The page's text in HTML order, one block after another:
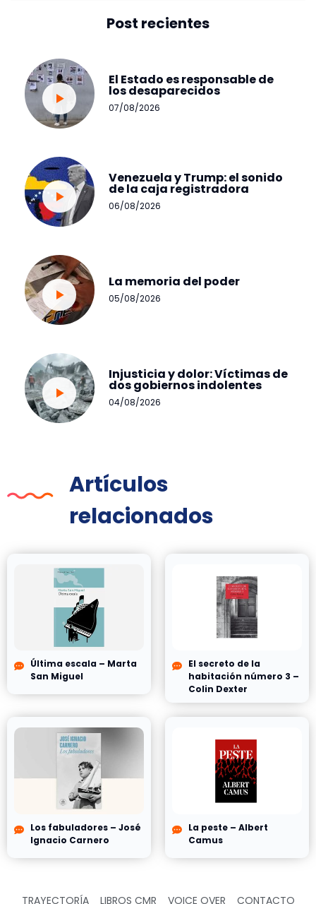
Post recientes
El Estado es responsable de
los desaparecidos
07/08/2026
Venezuela y Trump: el sonido
de la caja registradora
06/08/2026
La memoria del poder
05/08/2026
Injusticia y dolor: Víctimas de
dos gobiernos indolentes
04/08/2026
Artículos
relacionados
Última escala – Marta
San Miguel
El secreto de la
habitación número 3 –
Colin Dexter
Los fabuladores – José
Ignacio Carnero
La peste – Albert
Camus
TRAYECTORÍA LIBROS CMR VOICE OVER CONTACTO